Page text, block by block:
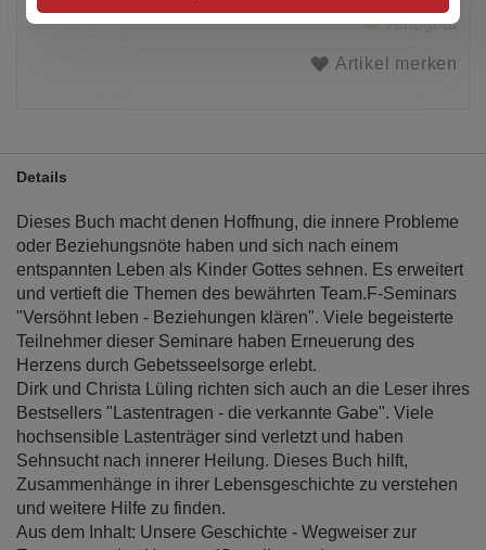
Verfügbar
Artikel merken
Details
Dieses Buch macht denen Hoffnung, die innere Probleme
oder Beziehungsnöte haben und sich nach einem
entspannten Leben als Kinder Gottes sehnen. Es erweitert
und vertieft die Themen des bewährten Team.F-Seminars
"Versöhnt leben - Beziehungen klären". Viele begeisterte
Teilnehmer dieser Seminare haben Erneuerung des
Herzens durch Gebetsseelsorge erlebt.
Dirk und Christa Lüling richten sich auch an die Leser ihres
Bestsellers "Lastentragen - die verkannte Gabe". Viele
hochsensible Lastenträger sind verletzt und haben
Sehnsucht nach innerer Heilung. Dieses Buch hilft,
Zusammenhänge in ihrer Lebensgeschichte zu verstehen
und weitere Hilfe zu finden.
Aus dem Inhalt: Unsere Geschichte - Wegweiser zur